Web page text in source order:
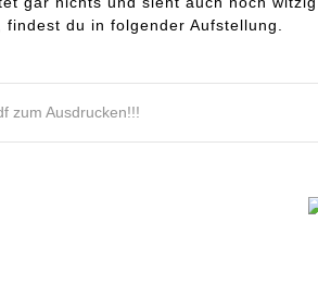
du in folgender Aufstellung.
zum Ausdrucken!!!